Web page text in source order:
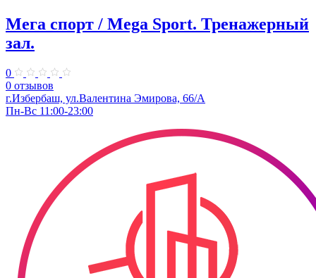
Мега спорт / Mega Sport. Тренажерный
зал.
0
0 отзывов
г.Избербаш, ул.Валентина Эмирова, 66/А
Пн-Вс 11:00-23:00